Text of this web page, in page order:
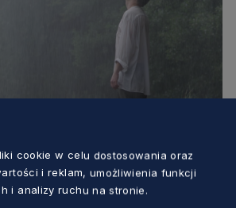
cookie w celu dostosowania oraz
i reklam, umożliwienia funkcji
i analizy ruchu na stronie.